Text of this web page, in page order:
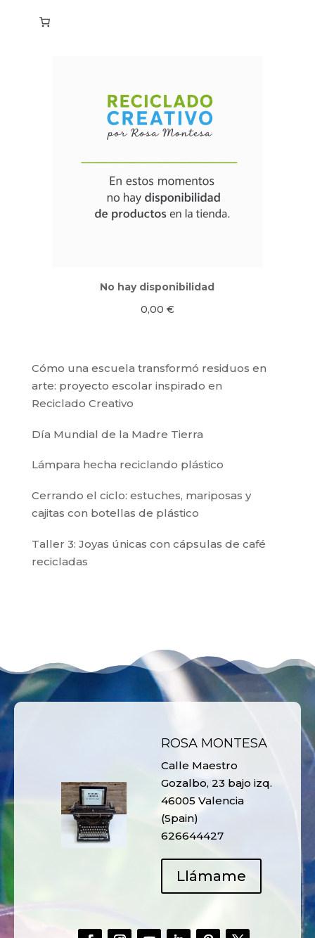
No hay disponibilidad
0,00 €
Cómo una escuela transformó residuos en
arte: proyecto escolar inspirado en
Reciclado Creativo
Día Mundial de la Madre Tierra
Lámpara hecha reciclando plástico
Cerrando el ciclo: estuches, mariposas y
cajitas con botellas de plástico
Taller 3: Joyas únicas con cápsulas de café
recicladas
ROSA MONTESA
Calle Maestro
Gozalbo, 23 bajo izq.
46005 Valencia
(Spain)
626644427
Llámame